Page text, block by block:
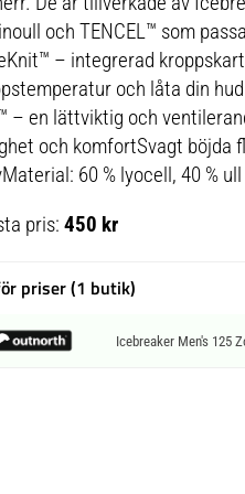
och TENCEL™ som
– integrerad
och låta din
– en lättviktig och
och komfortSvagt böjda
60 % lyocell, 40 % ull
pris: 450 kr
priser (1 butik)
Icebreaker Men's 125